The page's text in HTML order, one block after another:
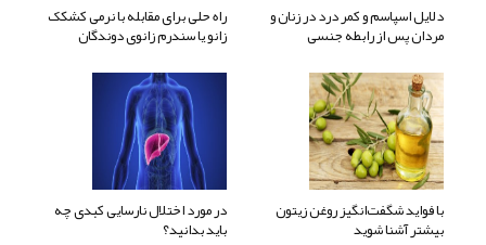
دلایل اسپاسم و کمر درد در زنان و
مردان پس از رابطه جنسی
راه حلی برای مقابله با نرمی کشکک
زانو یا سندرم زانوی دوندگان
با فواید شگفت‌انگیز روغن زیتون
بیشتر آشنا شوید
در مورد اختلال نارسایی کبدی چه
باید بدانید؟